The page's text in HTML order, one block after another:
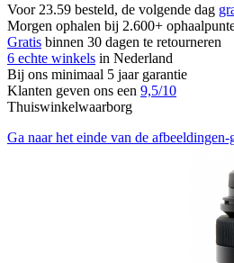
Voor 23.59 besteld, de volgende dag
Morgen ophalen bij 2.600+
Gratis binnen 30 dagen te retourneren
6 echte winkels in Nederland
Bij ons minimaal 5 jaar garantie
Klanten geven ons een 9,5/10
Thuiswinkelwaarborg
Ga naar het einde van de afbeeldingen-